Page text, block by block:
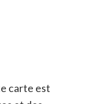
carte est